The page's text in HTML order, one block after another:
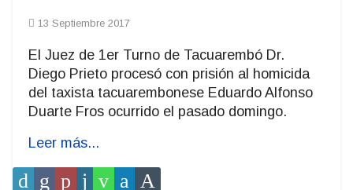
13 Septiembre 2017
El Juez de 1er Turno de Tacuarembó Dr.
Diego Prieto procesó con prisión al homicida
del taxista tacuarembonese Eduardo Alfonso
Duarte Fros ocurrido el pasado domingo.
Leer más...